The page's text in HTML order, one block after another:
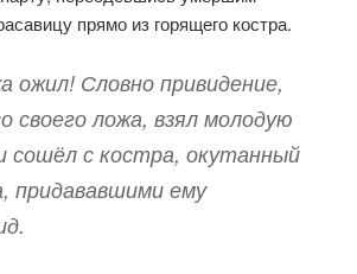
прямо из горящего костра.
ожил! Словно привидение,
своего ложа, взял молодую
сошёл с костра, окутанный
придававшими ему